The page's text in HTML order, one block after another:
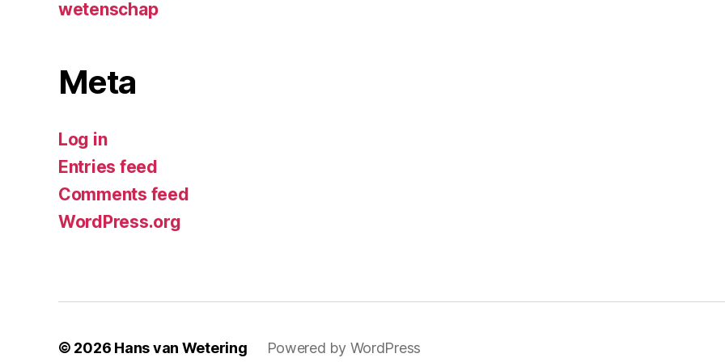
wetenschap
Meta
Log in
Entries feed
Comments feed
WordPress.org
© 2026 Hans van Wetering Powered by WordPress